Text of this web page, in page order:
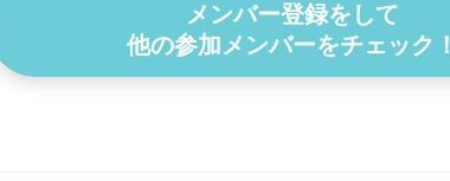
メンバー登録をして
他の参加メンバーをチェック！